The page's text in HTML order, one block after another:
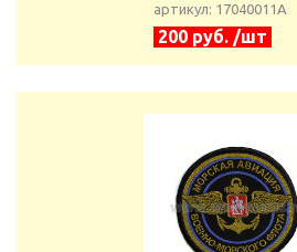
артикул: 17040011А
200 руб. /шт